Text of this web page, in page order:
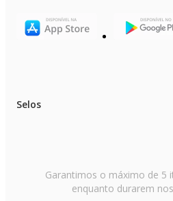
Selos
Garantimos o máximo de 5
enquanto durarem